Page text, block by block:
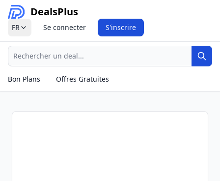
DealsPlus
FR Se connecter S'inscrire
Recherche
Bon Plans
Offres Gratuites